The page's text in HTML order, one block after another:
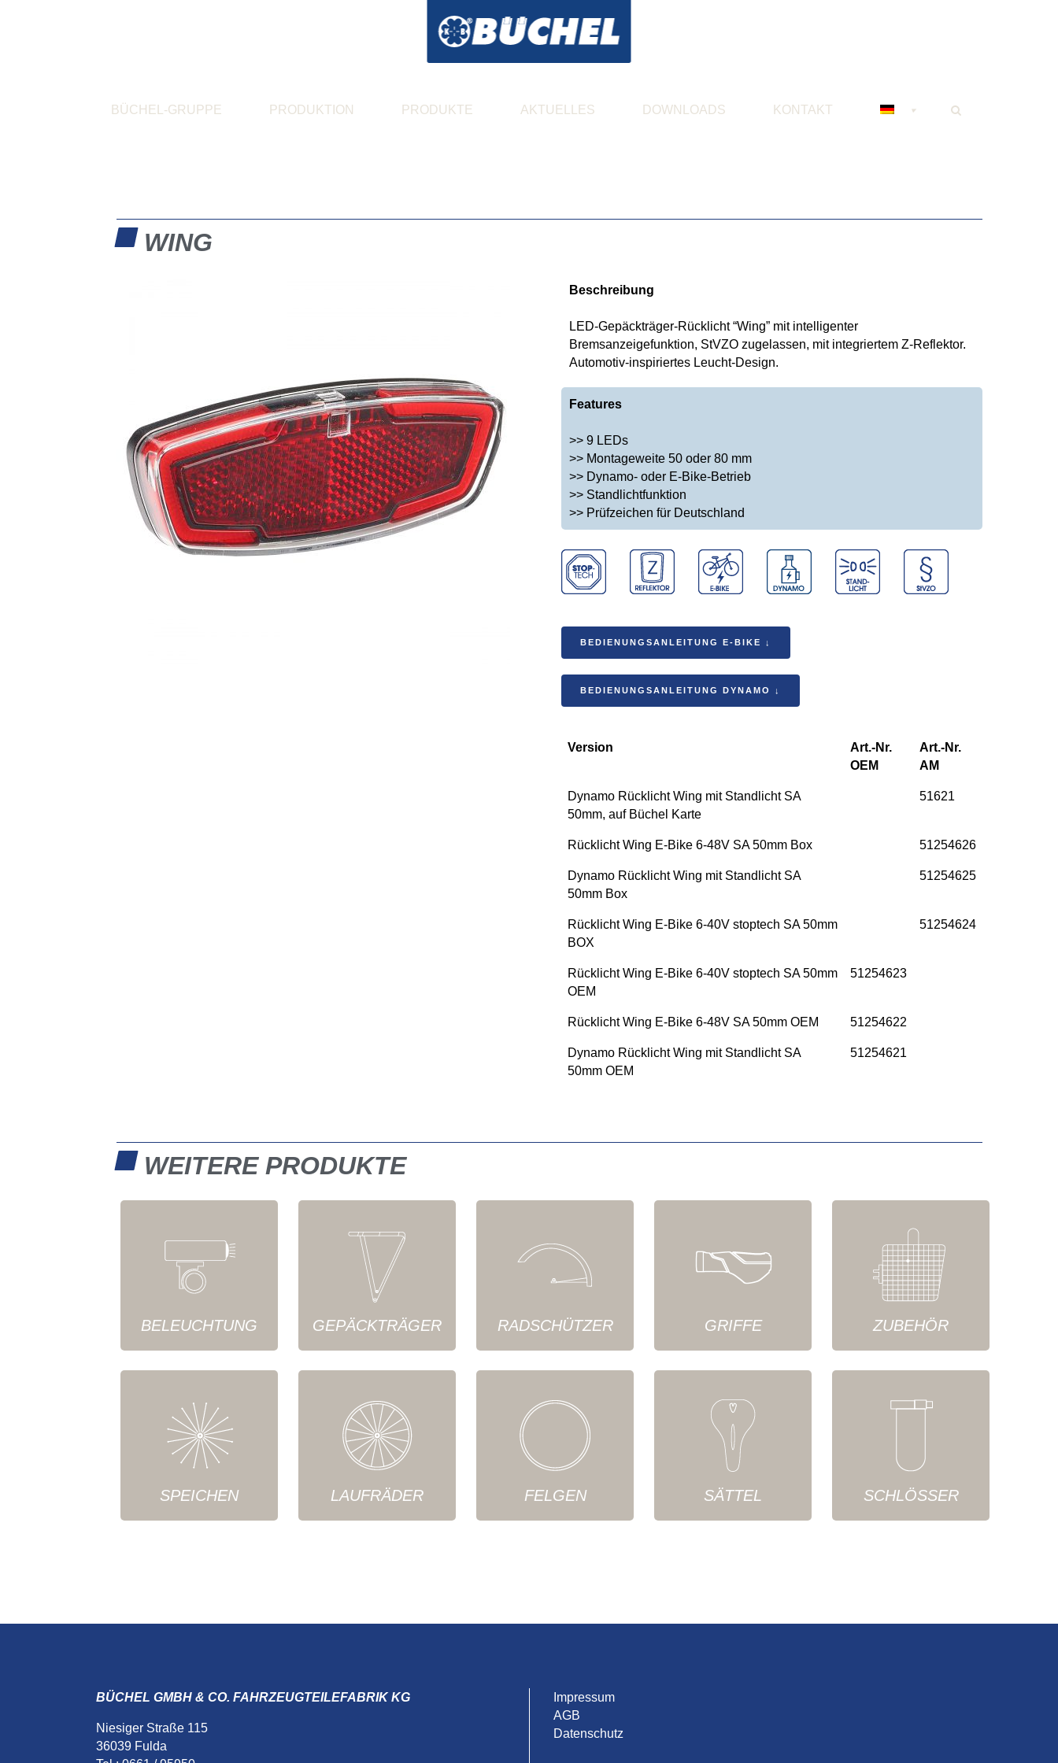
BÜCHEL-GRUPPE PRODUKTION PRODUKTE AKTUELLES DOWNLOADS KONTAKT
WING
Beschreibung
LED-Gepäckträger-Rücklicht “Wing” mit intelligenter
Bremsanzeigefunktion, StVZO zugelassen, mit integriertem Z-Reflektor.
Automotiv-inspiriertes Leucht-Design.
Features
>> 9 LEDs
>> Montageweite 50 oder 80 mm
>> Dynamo- oder E-Bike-Betrieb
>> Standlichtfunktion
>> Prüfzeichen für Deutschland
BEDIENUNGSANLEITUNG E-BIKE ↓
BEDIENUNGSANLEITUNG DYNAMO ↓
Version
Art.-Nr.
OEM
Art.-Nr.
AM
Dynamo Rücklicht Wing mit Standlicht SA
50mm, auf Büchel Karte
51621
Rücklicht Wing E-Bike 6-48V SA 50mm Box 51254626
Dynamo Rücklicht Wing mit Standlicht SA
50mm Box
51254625
Rücklicht Wing E-Bike 6-40V stoptech SA 50mm
BOX
51254624
Rücklicht Wing E-Bike 6-40V stoptech SA 50mm
OEM
51254623
Rücklicht Wing E-Bike 6-48V SA 50mm OEM 51254622
Dynamo Rücklicht Wing mit Standlicht SA
50mm OEM
51254621
WEITERE PRODUKTE
BELEUCHTUNG GEPÄCKTRÄGER RADSCHÜTZER GRIFFE ZUBEHÖR
SPEICHEN LAUFRÄDER FELGEN SÄTTEL SCHLÖSSER
BÜCHEL GMBH & CO. FAHRZEUGTEILEFABRIK KG
Niesiger Straße 115
36039 Fulda
Impressum
AGB
Datenschutz